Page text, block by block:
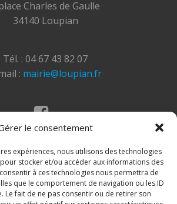
le consentement
expériences, nous utilisons des technologies
stocker et/ou accéder aux informations des
à ces technologies nous permettra de
que le comportement de navigation ou les ID
Le fait de ne pas consentir ou de retirer son
Charles de Gaulle
34140 Loupian
Tél. : 04 67 43 82 07
: mairie@loupian.fr